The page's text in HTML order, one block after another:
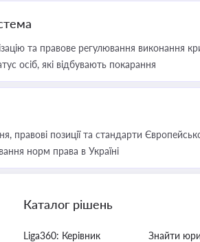
та правове регулювання виконання
осіб, які відбувають покарання
правові позиції та стандарти
норм права в Україні
Каталог рішень
Liga360: Керівник
Знайти